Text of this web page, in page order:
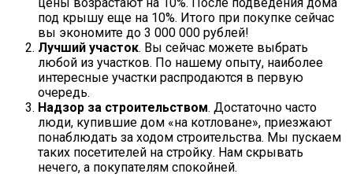
под крышу еще на 10%. Итого при покупке сейчас
вы экономите до 3 000 000 рублей!
Лучший участок. Вы сейчас можете выбрать
любой из участков. По нашему опыту, наиболее
интересные участки распродаются в первую
очередь.
Надзор за строительством. Достаточно часто
люди, купившие дом «на котловане», приезжают
понаблюдать за ходом строительства. Мы пускаем
таких посетителей на стройку. Нам скрывать
нечего, а покупателям спокойней.